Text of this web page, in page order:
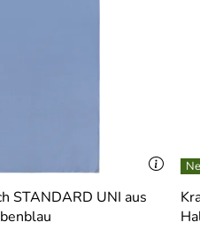
STANDARD UNI aus